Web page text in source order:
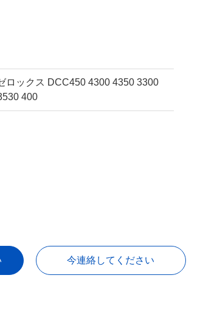
ロックス DCC450 4300 4350 3300
400
今連絡してください